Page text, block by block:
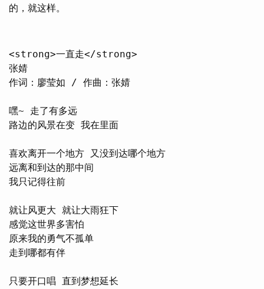
的，就这样。
<strong>一直走</strong>
张婧
作词：廖莹如 / 作曲：张婧
嘿~ 走了有多远
路边的风景在变 我在里面
喜欢离开一个地方 又没到达哪个地方
远离和到达的那中间
我只记得往前
就让风更大 就让大雨狂下
感觉这世界多害怕
原来我的勇气不孤单
走到哪都有伴
只要开口唱 直到梦想延长